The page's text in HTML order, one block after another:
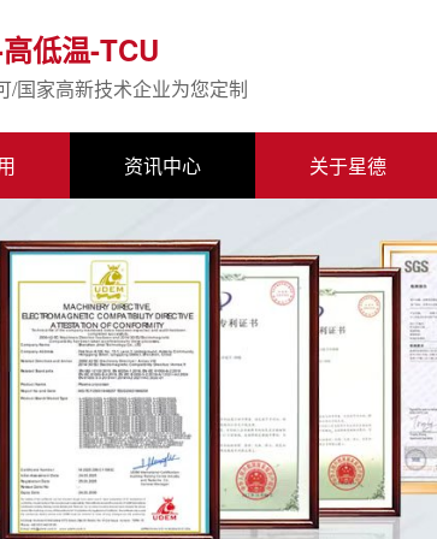
低温-TCU
/国家高新技术企业为您定制
资讯中心 关于星德